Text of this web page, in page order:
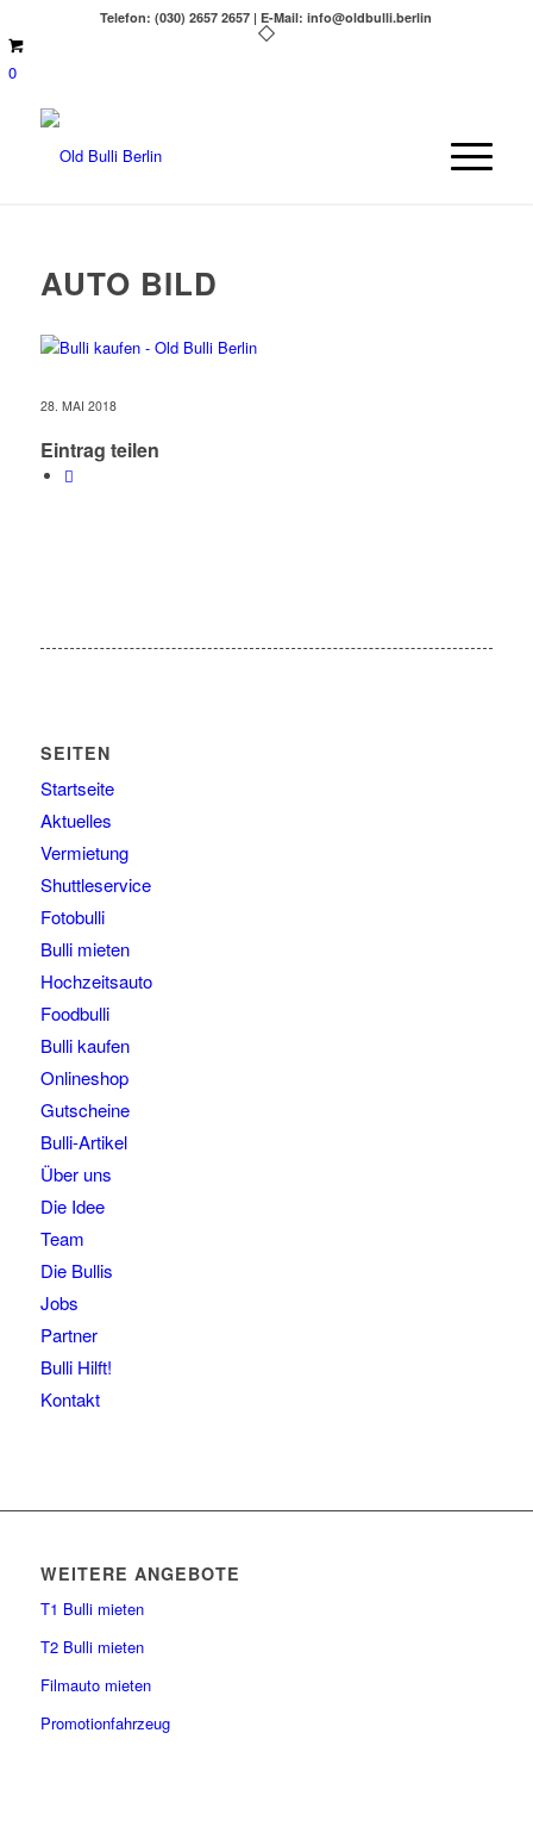
Telefon: (030) 2657 2657 | E-Mail: info@oldbulli.berlin
0
AUTO BILD
28. MAI 2018
Eintrag teilen
SEITEN
Startseite
Aktuelles
Vermietung
Shuttleservice
Fotobulli
Bulli mieten
Hochzeitsauto
Foodbulli
Bulli kaufen
Onlineshop
Gutscheine
Bulli-Artikel
Über uns
Die Idee
Team
Die Bullis
Jobs
Partner
Bulli Hilft!
Kontakt
WEITERE ANGEBOTE
T1 Bulli mieten
T2 Bulli mieten
Filmauto mieten
Promotionfahrzeug